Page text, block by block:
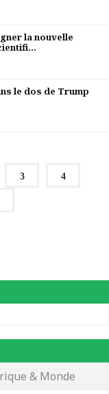
la nouvelle
le dos de Trump
3 4
& Monde